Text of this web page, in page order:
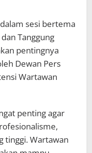
sesi bertema
Tanggung
pentingnya
Dewan Pers
Wartawan
penting agar
tinggi. Wartawan